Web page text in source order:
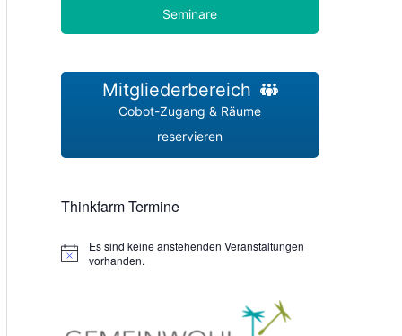
Seminare
Mitgliederbereich
Cobot-Zugang & Räume
reservieren
Thinkfarm Termine
H
Es sind keine anstehenden Veranstaltungen
vorhanden.